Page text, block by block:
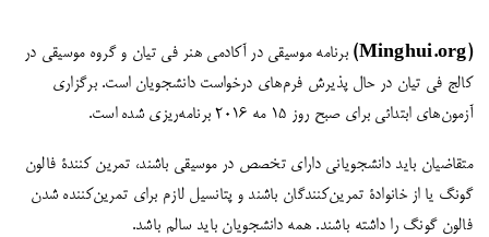
(Minghui.org)
برنامه موسیقی در آکادمی هنر فی ‌تیان و گروه موسیقی در
کالج فی ‌تیان در حال پذیرش فرم‌های درخواست‌ دانشجویان است. برگزاری
آزمون‌های ابتدائی برای صبح روز ۱۵ مه ۲۰۱۶ برنامه‌ریزی شده است.
متقاضیان باید دانشجویانی دارای تخصص در موسیقی باشند، تمرین کنندۀ فالون
گونگ یا از خانوادۀ تمرین‌کنندگان باشند و پتانسیل لازم برای تمرین‌کننده شدن
فالون گونگ را داشته باشند. همه دانشجویان باید سالم باشد.